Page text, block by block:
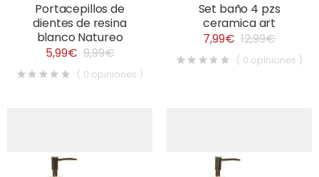
Portacepillos de
dientes de resina
blanco Natureo
5,99€ 9,99€
( 0 opiniones )
Set baño 4 pzs
ceramica art
7,99€ 12,99€
( 0 opiniones )